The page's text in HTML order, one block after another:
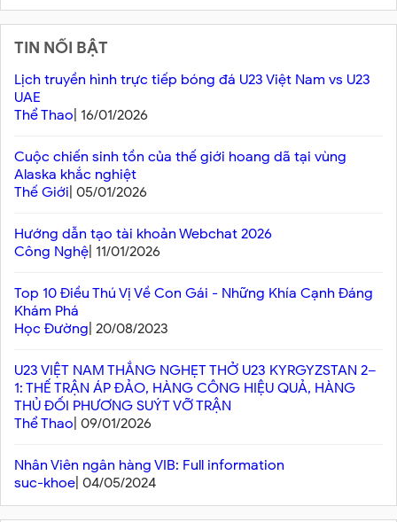
TIN NỔI BẬT
Lịch truyền hình trực tiếp bóng đá U23 Việt Nam vs U23
UAE
Thể Thao | 16/01/2026
Cuộc chiến sinh tồn của thế giới hoang dã tại vùng
Alaska khắc nghiệt
Thế Giới | 05/01/2026
Hướng dẫn tạo tài khoản Webchat 2026
Công Nghệ | 11/01/2026
Top 10 Điều Thú Vị Về Con Gái - Những Khía Cạnh Đáng
Khám Phá
Học Đường | 20/08/2023
U23 VIỆT NAM THẮNG NGHẸT THỞ U23 KYRGYZSTAN 2–
1: THẾ TRẬN ÁP ĐẢO, HÀNG CÔNG HIỆU QUẢ, HÀNG
THỦ ĐỐI PHƯƠNG SUÝT VỠ TRẬN
Thể Thao | 09/01/2026
Nhân Viên ngân hàng VIB: Full information
suc-khoe | 04/05/2024